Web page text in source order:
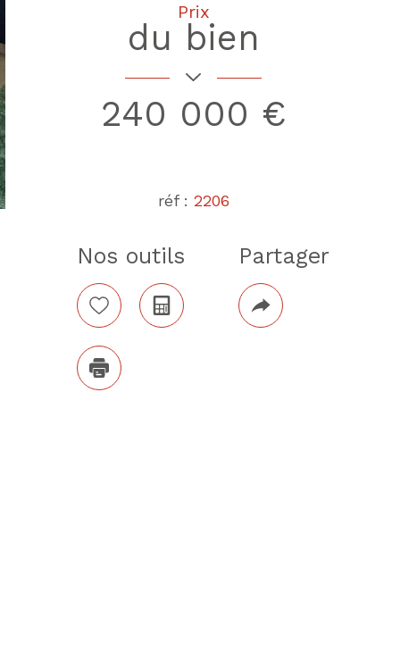
Prix
du bien
240 000 €
réf : 2206
Plus d'infos
Nos outils
SélectionnerCalculatrice
Imprimer
Partager
Plus
de